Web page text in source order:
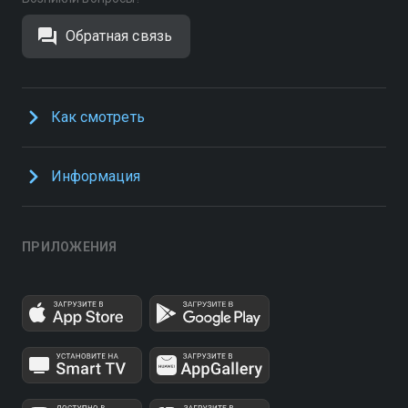
Обратная связь
Как смотреть
Информация
ПРИЛОЖЕНИЯ